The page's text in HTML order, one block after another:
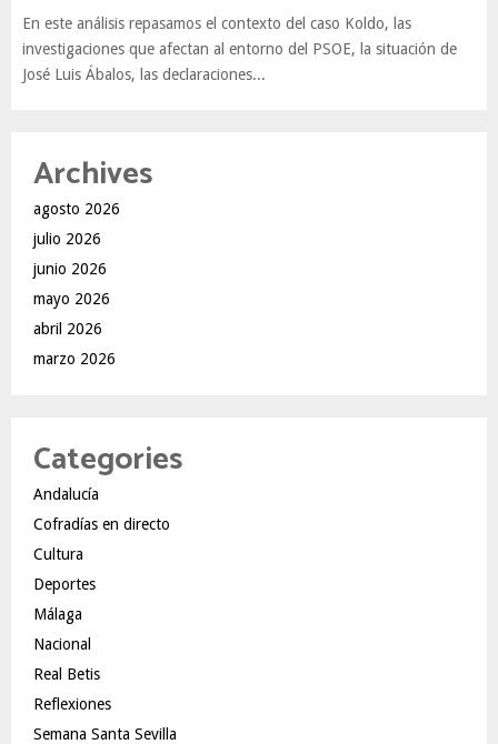
En este análisis repasamos el contexto del caso Koldo, las
investigaciones que afectan al entorno del PSOE, la situación de
José Luis Ábalos, las declaraciones...
Archives
agosto 2026
julio 2026
junio 2026
mayo 2026
abril 2026
marzo 2026
Categories
Andalucía
Cofradías en directo
Cultura
Deportes
Málaga
Nacional
Real Betis
Reflexiones
Semana Santa Sevilla